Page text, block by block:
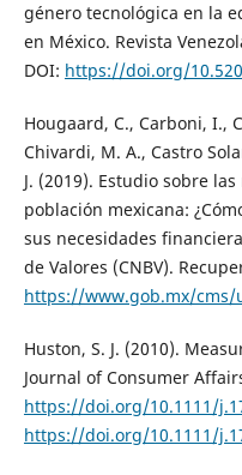
género tecnológica en la
en México. Revista
DOI: https://doi.org/
Hougaard, C., Carboni, I.,
Chivardi, M. A., Castro
J. (2019). Estudio sobre
población mexicana:
sus necesidades
de Valores (CNBV).
https://www.gob.mx/cms/
Huston, S. J. (2010).
Journal of Consumer
https://doi.org/10.1111/
https://doi.org/10.1111/